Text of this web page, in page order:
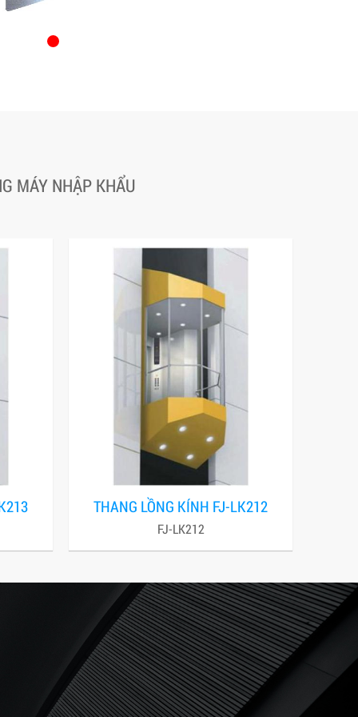
MÁY NHẬP KHẨU
THANG LỒNG KÍNH FJ-LK212
FJ-LK212